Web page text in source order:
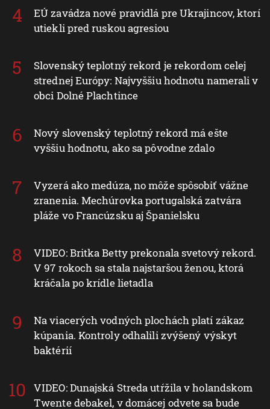
EÚ zavádza nové pravidlá pre Ukrajincov, ktorí
utiekli pred ruskou agresiou
Slovenský teplotný rekord je rekordom celej
strednej Európy: Najvyššiu hodnotu namerali v
obci Dolné Plachtince
Nový slovenský teplotný rekord má ešte
vyššiu hodnotu, ako sa pôvodne zdalo
Vyzerá ako medúza, no môže spôsobiť vážne
zranenia. Mechúrovka portugalská zatvára
pláže vo Francúzsku aj Španielsku
VIDEO: Britka Betty prekonala svetový rekord.
V 97 rokoch sa stala najstaršou ženou, ktorá
kráčala po krídle lietadla
Na viacerých vodných plochách platí zákaz
kúpania. Kontroly odhalili zvýšený výskyt
baktérií
VIDEO: Dunajská Streda utŕžila v holandskom
Twente debakel, v domácej odvete sa bude